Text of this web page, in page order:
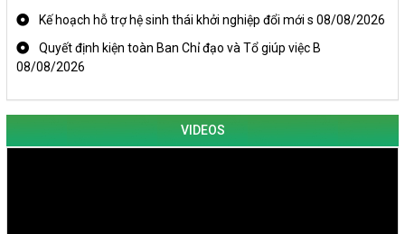
Kế hoạch hỗ trợ hệ sinh thái khởi nghiệp đổi mới s 08/08/2026
Quyết định kiện toàn Ban Chỉ đạo và Tổ giúp việc B
08/08/2026
VIDEOS